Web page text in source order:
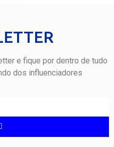
e fique por dentro de tudo
dos influenciadores